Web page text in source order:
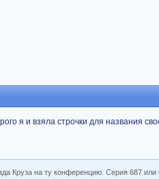
я и взяла строчки для названия
Круза на ту конференцию. Серия 687 или